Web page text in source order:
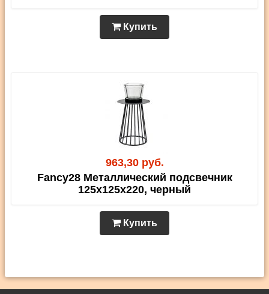
Купить
963,30 руб.
Fancy28 Металлический подсвечник
125х125х220, черный
Купить